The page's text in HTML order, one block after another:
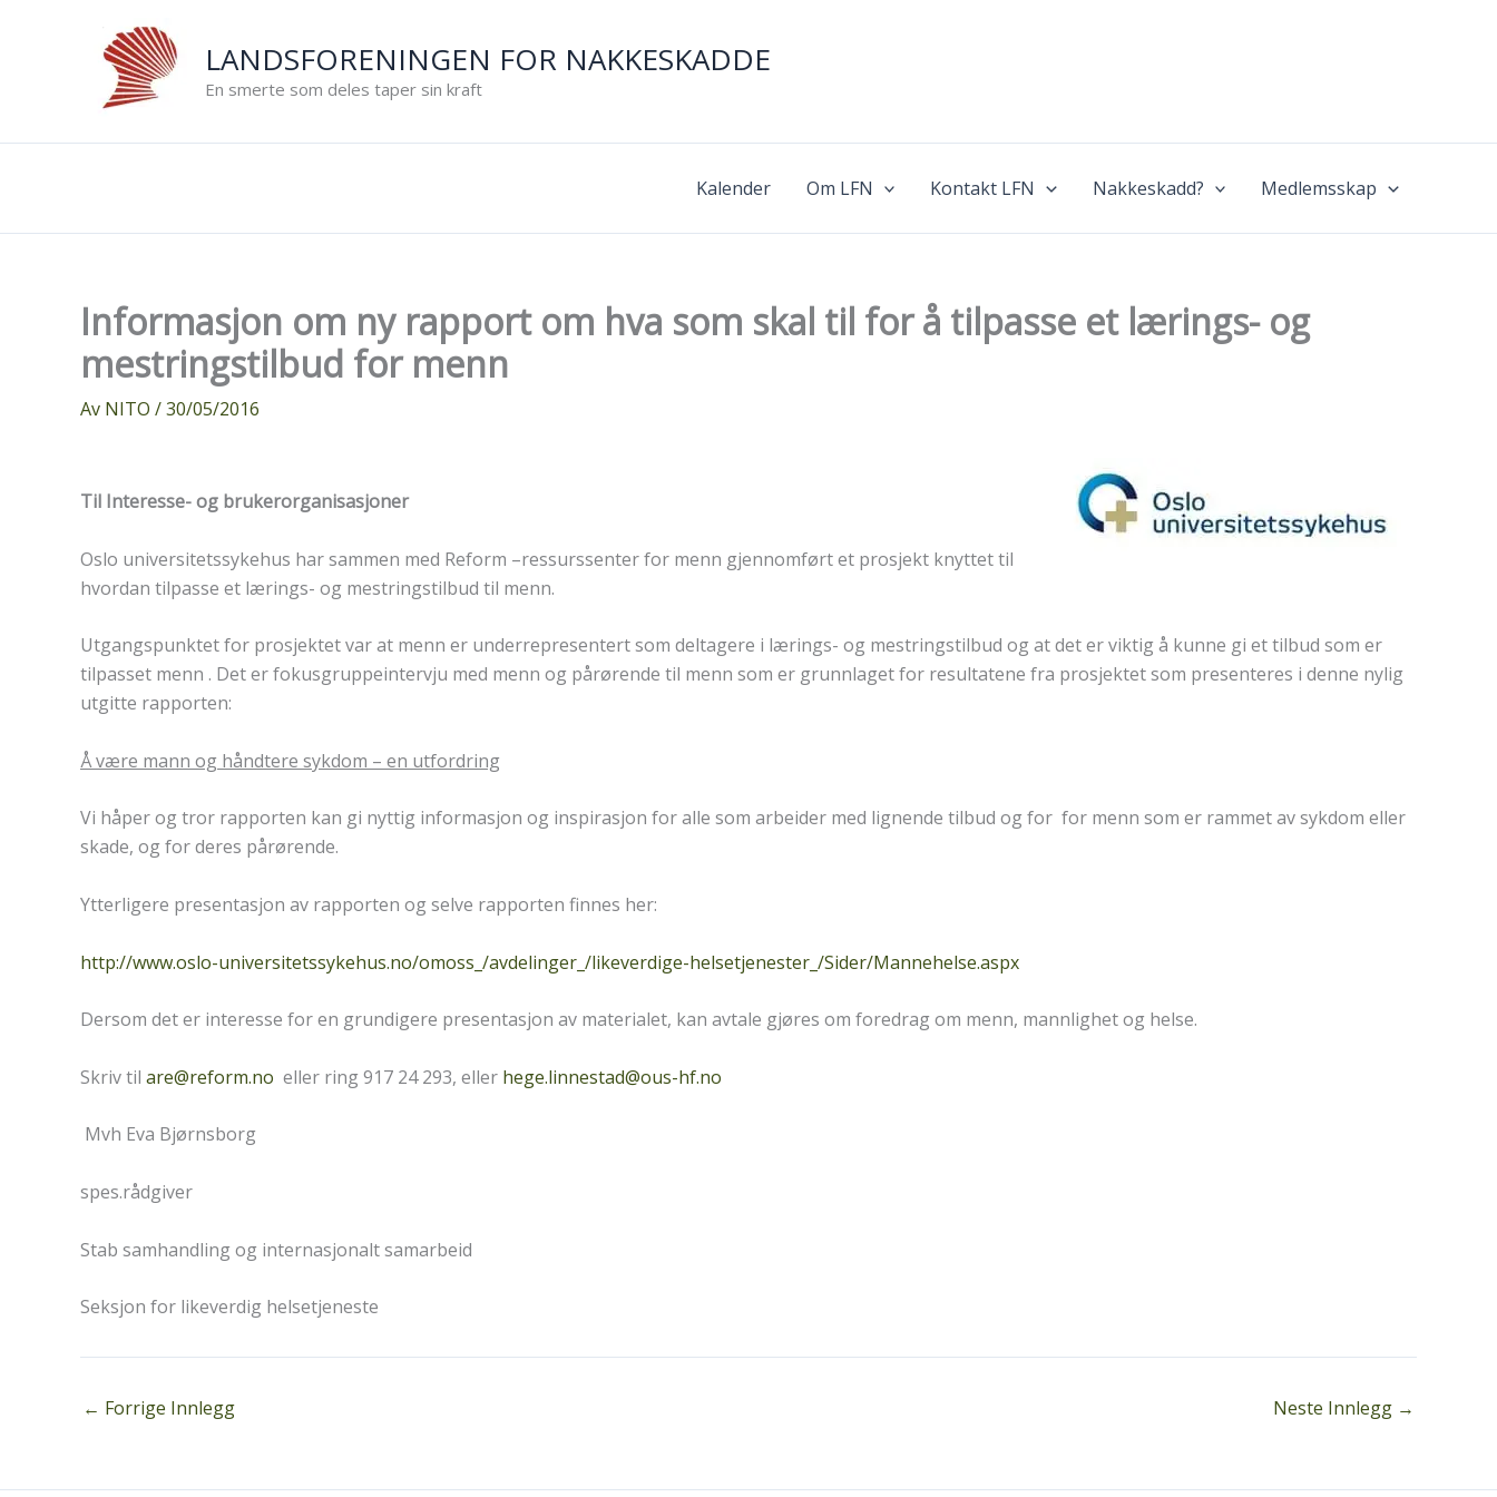
LANDSFORENINGEN FOR NAKKESKADDE
En smerte som deles taper sin kraft
Kalender Om LFN Kontakt LFN Nakkeskadd? Medlemsskap
Informasjon om ny rapport om hva som skal til for å tilpasse et lærings- og
mestringstilbud for menn
Av NITO /30/05/2016
Til Interesse- og brukerorganisasjoner
Oslo universitetssykehus har sammen med Reform –ressurssenter for menn gjennomført et prosjekt knyttet til
hvordan tilpasse et lærings- og mestringstilbud til menn.
Utgangspunktet for prosjektet var at menn er underrepresentert som deltagere i lærings- og mestringstilbud og at det er viktig å kunne gi et tilbud som er
tilpasset menn . Det er fokusgruppeintervju med menn og pårørende til menn som er grunnlaget for resultatene fra prosjektet som presenteres i denne nylig
utgitte rapporten:
Å være mann og håndtere sykdom – en utfordring
Vi håper og tror rapporten kan gi nyttig informasjon og inspirasjon for alle som arbeider med lignende tilbud og for for menn som er rammet av sykdom eller
skade, og for deres pårørende.
Ytterligere presentasjon av rapporten og selve rapporten finnes her:
http://www.oslo-universitetssykehus.no/omoss_/avdelinger_/likeverdige-helsetjenester_/Sider/Mannehelse.aspx
Dersom det er interesse for en grundigere presentasjon av materialet, kan avtale gjøres om foredrag om menn, mannlighet og helse.
Skriv til are@reform.no eller ring 917 24 293, eller hege.linnestad@ous-hf.no
Mvh Eva Bjørnsborg
spes.rådgiver
Stab samhandling og internasjonalt samarbeid
Seksjon for likeverdig helsetjeneste
← Forrige Innlegg Neste Innlegg →